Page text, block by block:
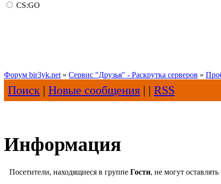
CS:GO
Форум bir3yk.net » Сервис "Друзья" - Раскрутка серверов »
Поиск | Новые сообщения | | RSS
Информация
Посетители, находящиеся в группе Гости, не могут